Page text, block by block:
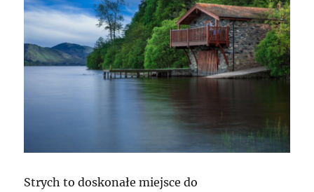
Strych to doskonałe miejsce do